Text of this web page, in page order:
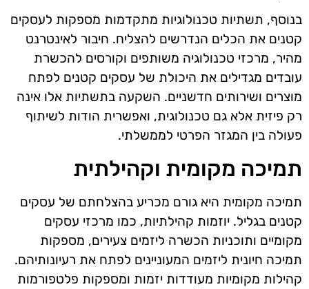
בנוסף, תשתיות טכנולוגיות מתקדמות מספקות לעסקים
קטנים את הכלים הנדרשים להצליח. חיבור לאינטרנט
מהיר, מרכזי טכנולוגיה משותפים וקורסים להכשרת
עובדים מגדילים את היכולת של עסקים קטנים לפתח
מוצרים ושירותים חדשניים. השקעה בתשתיות אלו אינה
רק פיזית אלא גם טכנולוגית, ואפשרית הודות לשיתוף
פעולה בין המגזר הפרטי לממשלתי.
תמיכה מקומית וקהילתית
תמיכה מקומית היא גורם מכריע בהצלחתם של עסקים
קטנים בגליל. יוזמות קהילתיות, כמו מרכזי עסקים
מקומיים ותוכניות הכשרה ליזמים צעירים, מספקות
תמיכה חיונית ליזמים המעוניינים לפתח את רעיונותיהם.
קהילות מקומיות מעודדות יזמות ומספקות פלטפורמות